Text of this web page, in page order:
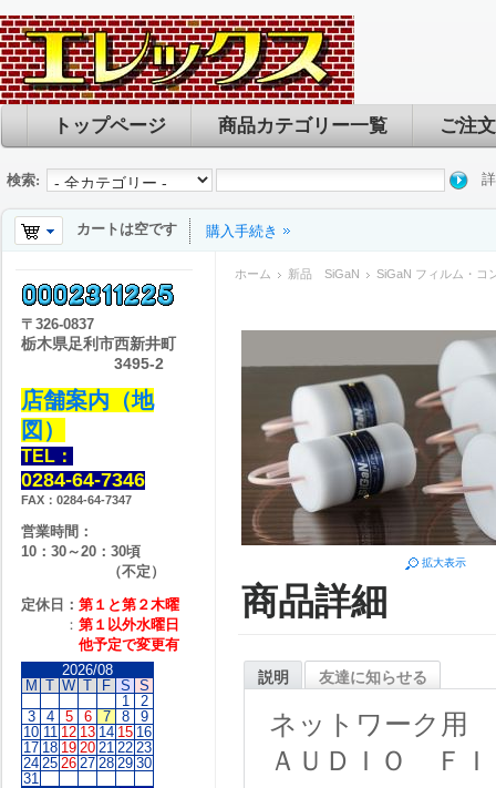
トップページ 商品カテゴリー一覧 ご注
検索:
カートは空です 購入手続き
ホーム 新品 SiGaN SiGaN フィルム・コ
拡大表示
商品詳細
説明 友達に知らせる
ネットワーク用
ＡＵＤＩＯ Ｆ
〒 326-0837
栃木県足利市西新井町
3495-2
店舗案内（地
図）
TEL：
0284-64-7346
FAX：0284-64-7347
営業時間：
10：30～20：30頃
（不定）
定休日： 第１と第２木曜
： 第１以外水曜日
他予定で変更有
2026/08
M T W T F S S
1
2
3
4 5 6 7 8
9
10 11 12 13 14 15 16
17 18 19 20 21 22 23
24 25 26 27 28 29 30
31